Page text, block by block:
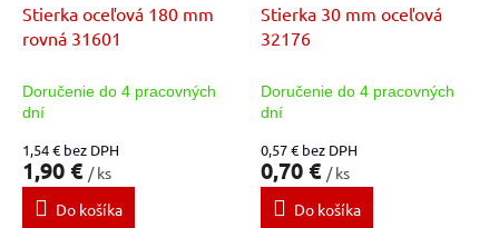
Stierka oceľová 180 mm
rovná 31601
Doručenie do 4 pracovných
dní
1,54 € bez DPH
1,90 € / ks
Do košíka
Stierka 30 mm oceľová
32176
Doručenie do 4 pracovných
dní
0,57 € bez DPH
0,70 € / ks
Do košíka